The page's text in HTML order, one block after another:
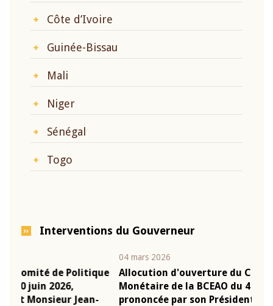
Côte d’Ivoire
Guinée-Bissau
Mali
Niger
Sénégal
Togo
Interventions du Gouverneur
Allocution d'ouverture du Comité de Politique
Monétaire de la BCEAO du 4 mars 2026,
prononcée par son Président Monsieur Jean-